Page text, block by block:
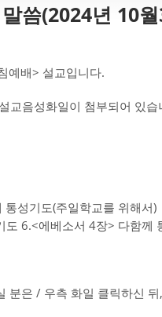
씀(2024년 10
예배> 설교입니다.
교음성화일이 첨부되어 있습
성기도(주일학교를 위해서)
6.<에베소서 4장> 다함께
분은 / 우측 화일 클릭하신